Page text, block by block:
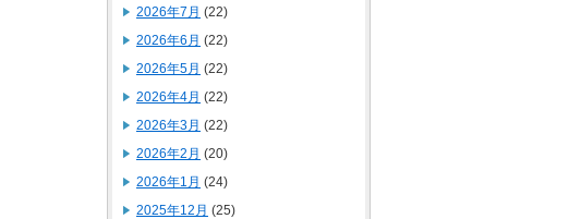
2026年7月 (22)
2026年6月 (22)
2026年5月 (22)
2026年4月 (22)
2026年3月 (22)
2026年2月 (20)
2026年1月 (24)
2025年12月 (25)